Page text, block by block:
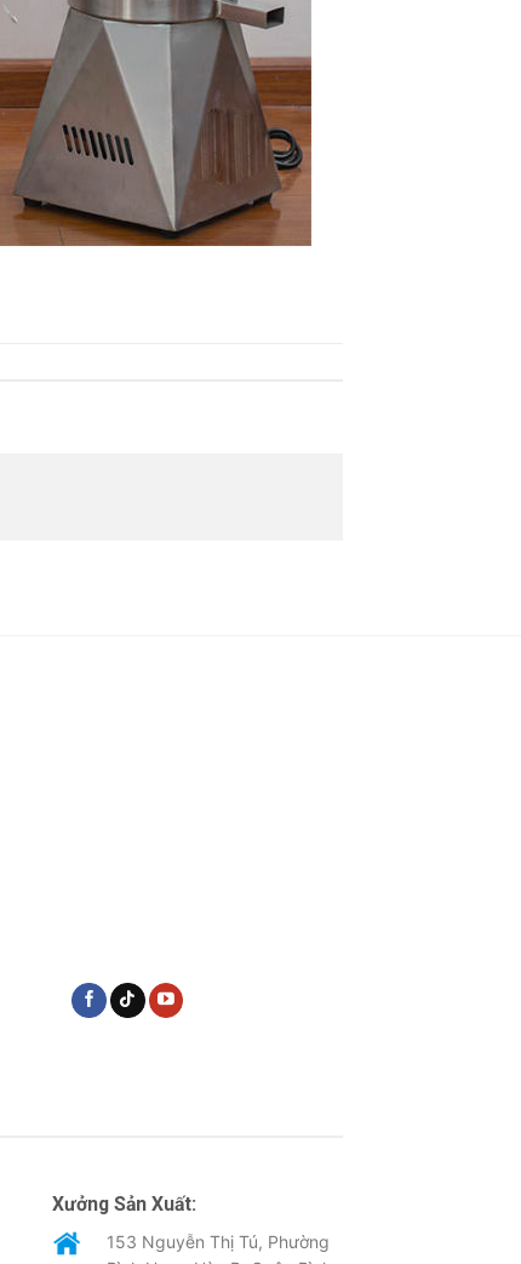
Xưởng Sản Xuất:
153 Nguyễn Thị Tú, Phường